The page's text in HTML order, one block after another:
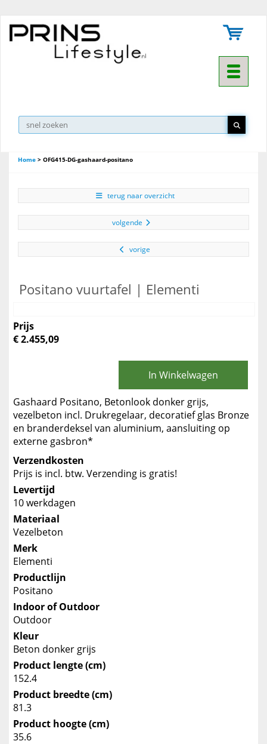
Toggle
Home > OFG415-DG-gashaard-positano
terug naar overzicht
volgende
vorige
Positano vuurtafel | Elementi
Prijs
€ 2.455,09
In Winkelwagen
Gashaard Positano, Betonlook donker grijs,
vezelbeton incl. Drukregelaar, decoratief glas Bronze
en branderdeksel van aluminium, aansluiting op
externe gasbron*
Verzendkosten
Prijs is incl. btw. Verzending is gratis!
Levertijd
10 werkdagen
Materiaal
Vezelbeton
Merk
Elementi
Productlijn
Positano
Indoor of Outdoor
Outdoor
Kleur
Beton donker grijs
Product lengte (cm)
152.4
Product breedte (cm)
81.3
Product hoogte (cm)
35.6